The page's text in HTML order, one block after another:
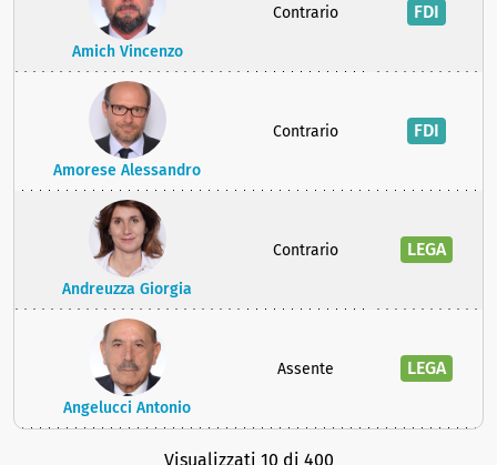
Amich Vincenzo
Contrario FDI
Amorese Alessandro
Contrario FDI
Andreuzza Giorgia
Contrario LEGA
Angelucci Antonio
Assente LEGA
Visualizzati 10 di 400